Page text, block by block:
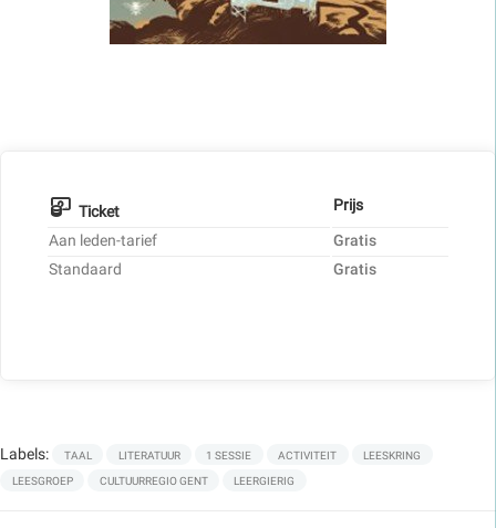
Ticket
Prijs
Aan leden-tarief
Gratis
Standaard
Gratis
Labels: TAAL LITERATUUR 1 SESSIE ACTIVITEIT LEESKRING
LEESGROEP CULTUURREGIO GENT LEERGIERIG